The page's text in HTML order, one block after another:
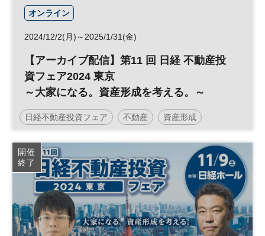
オンライン
2024/12/2(月)～2025/1/31(金)
【アーカイブ配信】第11 回 日経 不動産投
資フェア2024 東京
～大家になる。資産形成を考える。～
日経不動産投資フェア 不動産 資産形成
不動産投資
開催
終了